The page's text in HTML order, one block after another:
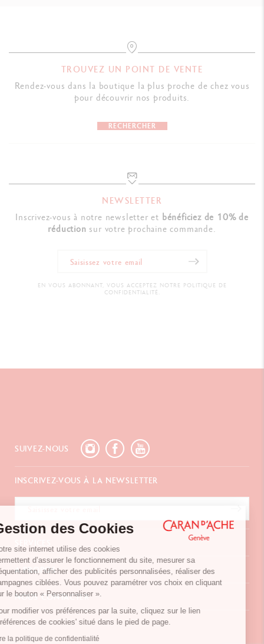
Gestion des Cookies
Notre site internet utilise des cookies
permettent d’assurer le fonctionnement du site, mesurer sa
fréquentation, afficher des publicités personnalisées, réaliser des
campagnes ciblées. Vous pouvez paramétrer vos choix en cliquant
sur le bouton « Personnaliser ».
Pour modifier vos préférences par la suite, cliquez sur le lien
'Préférences de cookies' situé dans le pied de page.
Lire la politique de confidentialité
TROUVEZ UN POINT DE VENTE
Rendez-vous dans la boutique la plus proche de chez vous
pour découvrir nos produits.
RECHERCHER
NEWSLETTER
Inscrivez-vous à notre newsletter et bénéficiez de 10% de
réduction sur votre prochaine commande.
EN VOUS ABONNANT, VOUS ACCEPTEZ NOTRE POLITIQUE DE
CONFIDENTIALITÉ.
SUIVEZ-NOUS
INSCRIVEZ-VOUS À LA NEWSLETTER
E-Carte Cadeau
Paiements
Livraison
Emballages Cadeaux
Cadeaux d'affaires
Extension de garantie
A PROPOS
FAQ
Points de vente
Inspiration
Carrières
NOUS CONTACTER
Chemin du Foron 19